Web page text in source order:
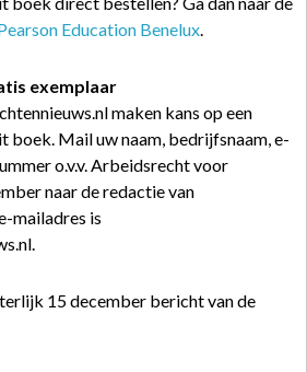
Education Benelux.
exemplaar
maken kans op een
boek. Mail uw naam, bedrijfsnaam, e-
o.v.v. Arbeidsrecht voor
naar de redactie van
mailadres is
15 december bericht van de